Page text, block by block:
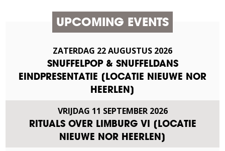
UPCOMING EVENTS
ZATERDAG 22AUGUSTUS 2026
SNUFFELPOP & SNUFFELDANS
EINDPRESENTATIE [LOCATIE NIEUWE NOR
HEERLEN]
VRIJDAG 11 SEPTEMBER 2026
RITUALS OVER LIMBURG VI [LOCATIE
NIEUWE NOR HEERLEN]